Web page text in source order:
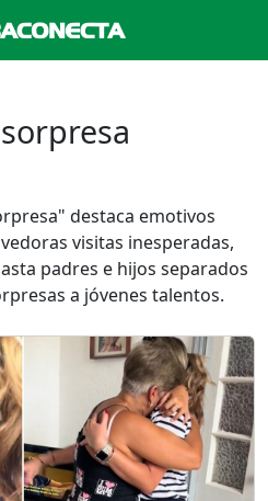
destaca emotivos
visitas inesperadas,
padres e hijos separados
a jóvenes talentos.